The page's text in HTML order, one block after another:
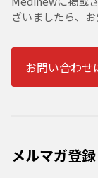
ざいましたら、
お問い合わせ
メルマガ登録